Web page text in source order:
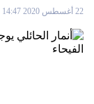
22 أغسطس 2020 14:47